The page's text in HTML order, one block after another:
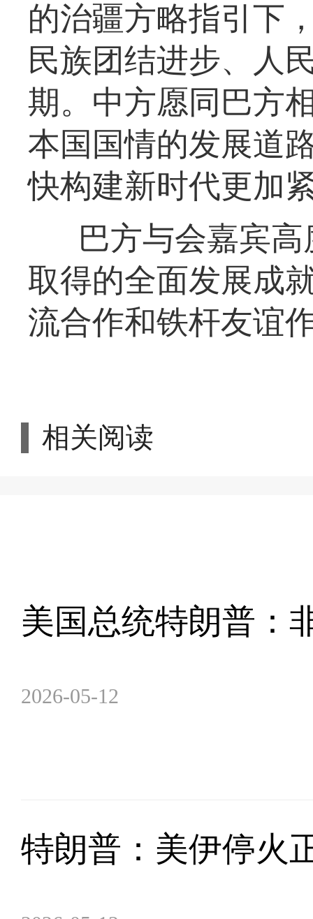
的治疆方略指引下
民族团结进步、人
期。中方愿同巴方
本国国情的发展道
快构建新时代更加
巴方与会嘉宾
取得的全面发展成
流合作和铁杆友谊
相关阅读
美国总统特朗普：
2026-05-12
特朗普：美伊停火